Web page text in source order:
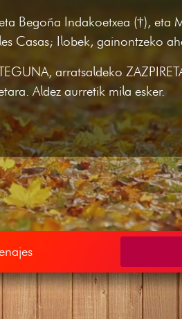
Begoña Indakoetxea (†), eta
Casas; Ilobek, gainontzeko
arratsaldeko
Aldez aurretik mila esker.